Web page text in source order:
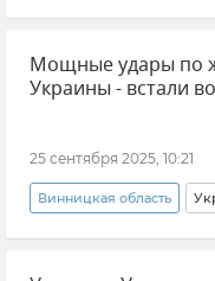
Полтавская область
Черниговская область
Воздушная тревога на
Удары по Украине
Поезд Одесская
Мощные удары по
Украины - встали
25 сентября 2025, 10:21
Винницкая область
Взрыв Поезд